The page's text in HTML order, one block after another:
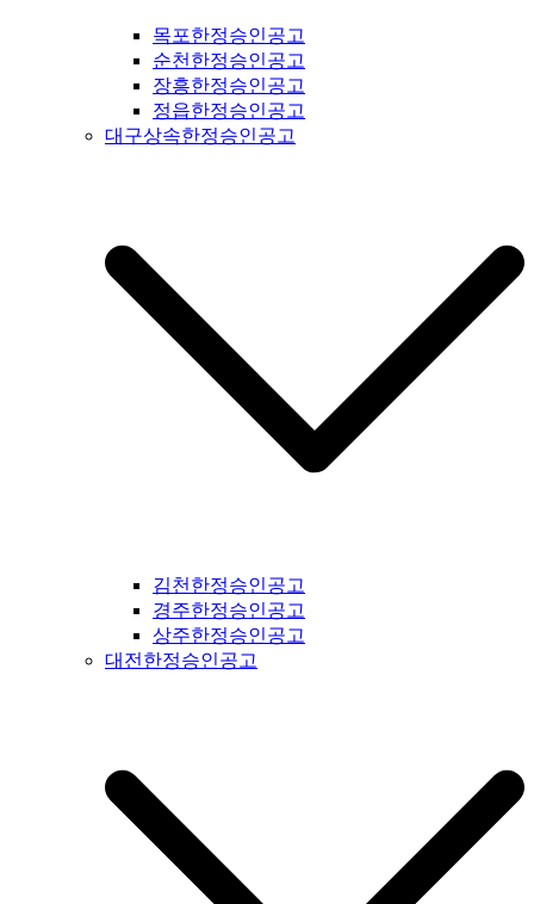
마포구신문공고 #은평구신문공고 #강북구신문공고 #도봉구신
문공고 #노원구신문공고 #중랑구신문공고 #강원도신문공고 #
철원군신문공고 #양구군신문공고 #인제군신문공고 #고성군신
문공고 #속초신문공고 #양양신문공고 #홍천신문공고 #화천신
문공고 #춘천신문공고 #횡성신문공고 #원주신문공고 #평창신
산신문공고 #음성신문공고 #진천신문공고 #증평신문공고 #청
주신문공고 #보은신문공고 #옥천신문공고 #영동신문공고 #오
창신문공고 #충남신문공고 #충청남도신문공고 #태안신문공고
#서산신문공고 #당진신문공고 #홍성신문공고 #예산신문공고 #
아산신문공고 #천안신문공고 #청양신문공고 #안면도신문공고
#보령신문공고 #부여신문공고 #서천신문공고 #논산신문공고 #
계룡신문공고 #공주신문공고 #금산신문공고 #덕산신문공고 #
정안신문공고 #공주신문공고 #안면도신문공고 #대전신문공고
#전라북도신문공고 #전북신문공고 #군산신문공고 #익산신문
공고 #완주신문공고 #김제신문공고 #전주신문공고 #진안신문
신문공고 #담양신문공고 #곡성신문공고 #구례신문공고 #하동
신문공고 #순천신문공고 #여수신문공고 #고흥신문공고 #완도
신문공고 #해남신문공고 #강진신문공고 #장흥신문공고 #영암
신문공고 #광주신문공고 #무안신문공고 #함평신문공고 #신안
상주신문공고 #의성신문공고 #청송신문공고 #영덕신문공고 #
군위신문공고 #김천신문공고 #구미신문공고 #칠곡신문공고 #
성주신문공고 #포항신문공고 #영천신문공고 #경주신문공고 #
경산신문공고 #청도신문공고 #고령신문공고 #대구신문공고 #
울주신문공고 #울산신문공고 #부산신문공고 #기장신문공고 #
거창신문공고 #합천신문공고 #창녕신문공고 #밀양신문공고 #
목포한정승인공고
순천한정승인공고
장흥한정승인공고
정읍한정승인공고
대구상속한정승인공고
김천한정승인공고
경주한정승인공고
상주한정승인공고
대전한정승인공고